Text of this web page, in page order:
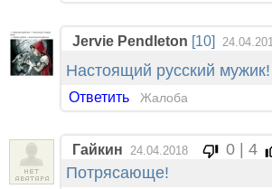
Jervie Pendleton [10]
Настоящий русский мужик!
Ответить Жалоба
Гайкин 24.04.2018
0 | 4
Потрясающе!